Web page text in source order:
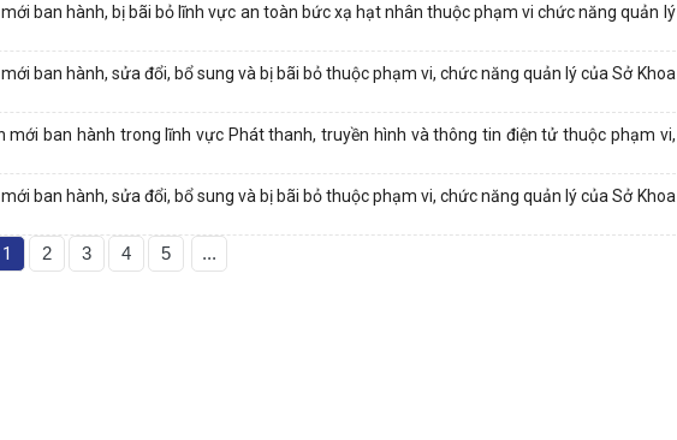
ban hành, bị bãi bỏ lĩnh vực an toàn bức xạ hạt nhân thuộc phạm vi chức năng quản lý
ban hành, sửa đổi, bổ sung và bị bãi bỏ thuộc phạm vi, chức năng quản lý của Sở Khoa
mới ban hành trong lĩnh vực Phát thanh, truyền hình và thông tin điện tử thuộc phạm vi,
ban hành, sửa đổi, bổ sung và bị bãi bỏ thuộc phạm vi, chức năng quản lý của Sở Khoa
1 2 3 4 5 ...